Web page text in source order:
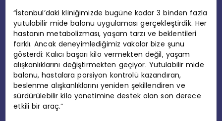
“İstanbul’daki kliniğimizde bugüne kadar 3 binden fazla
yutulabilir mide balonu uygulaması gerçekleştirdik. Her
hastanın metabolizması, yaşam tarzı ve beklentileri
farklı. Ancak deneyimlediğimiz vakalar bize şunu
gösterdi: Kalıcı başarı kilo vermekten değil, yaşam
alışkanlıklarını değiştirmekten geçiyor. Yutulabilir mide
balonu, hastalara porsiyon kontrolü kazandıran,
beslenme alışkanlıklarını yeniden şekillendiren ve
sürdürülebilir kilo yönetimine destek olan son derece
etkili bir araç.”